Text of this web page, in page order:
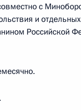
по вопросам
с
и
Российской